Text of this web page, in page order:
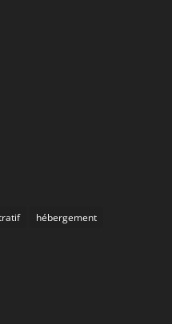
hébergement